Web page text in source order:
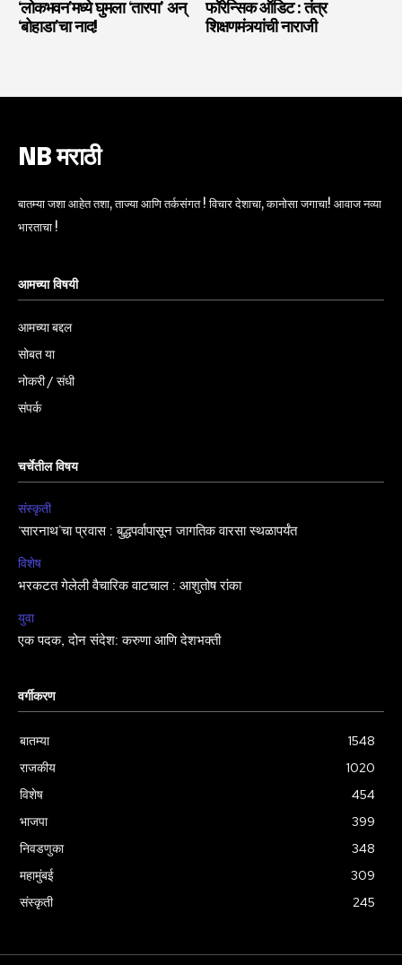
‘लोकभवन’मध्ये घुमला ‘तारपा’ अन्
‘बोहाडा’चा नाद!
फॉरेन्सिक ऑडिट : तंत्र
शिक्षणमंत्र्यांची नाराजी
NB मराठी
बातम्या जशा आहेत तशा, ताज्या आणि तर्कसंगत ! विचार देशाचा, कानोसा जगाचा! आवाज नव्या
भारताचा !
आमच्या विषयी
आमच्या बद्दल
सोबत या
नोकरी / संधी
संपर्क
चर्चेतील विषय
संस्कृती
‘सारनाथ’चा प्रवास : बुद्धपर्वापासून जागतिक वारसा स्थळापर्यंत
विशेष
भरकटत गेलेली वैचारिक वाटचाल : आशुतोष रांका
युवा
एक पदक, दोन संदेश: करुणा आणि देशभक्ती
वर्गीकरण
बातम्या
1548
राजकीय
1020
विशेष
454
भाजपा
399
निवडणुका
348
महामुंबई
309
संस्कृती
245